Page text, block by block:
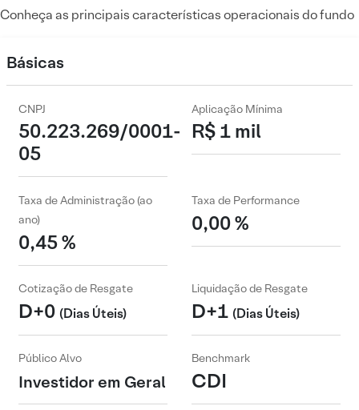
Conheça as principais características operacionais do fundo
Básicas
CNPJ
50.223.269/0001-
05
Aplicação Mínima
R$ 1 mil
Taxa de Administração (ao
ano)
0,45 %
Taxa de Performance
0,00 %
Cotização de Resgate
D+0 (Dias Úteis)
Liquidação de Resgate
D+1 (Dias Úteis)
Público Alvo
Investidor em Geral
Benchmark
CDI